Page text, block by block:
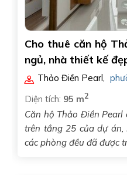
Cho thuê căn hộ
ngủ, nhà thiết kế
Thảo Điền Pearl
Diện tích: 95 m2
Căn hộ Thảo Điền
trên tầng 25 của dự
các phòng đều đã được